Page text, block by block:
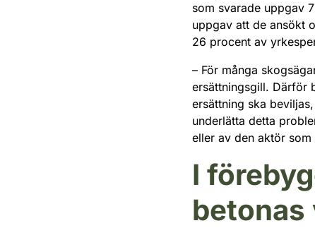
som svarade uppgav
uppgav att de ansökt
26 procent av
– För många
ersättningsgill. Därför
ersättning ska
underlätta detta
eller av den aktör
I
betonas